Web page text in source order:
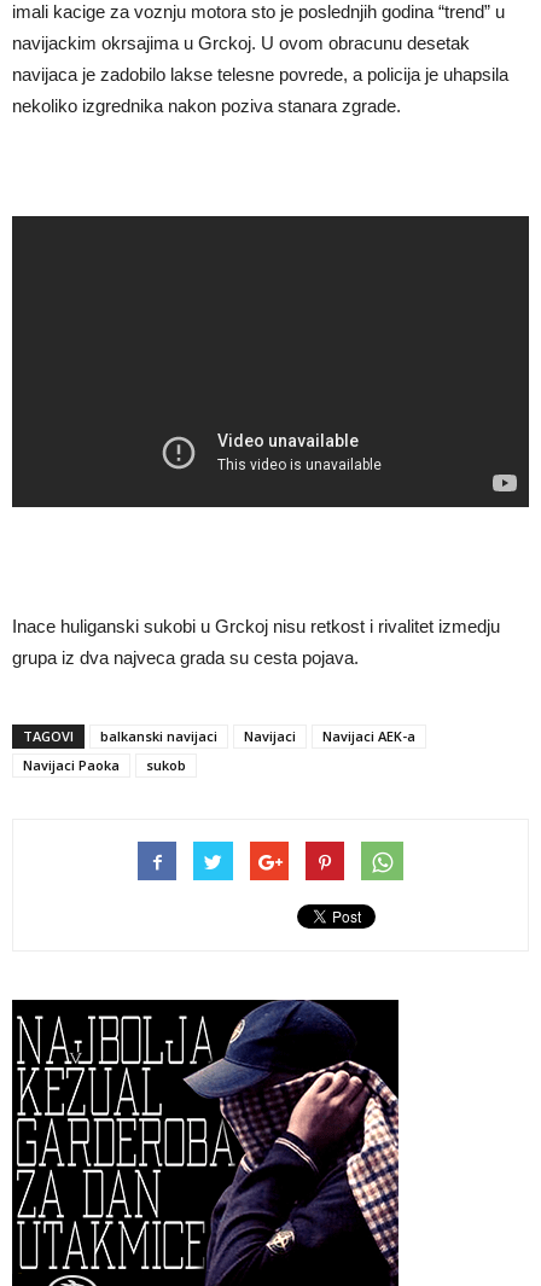
imali kacige za voznju motora sto je poslednjih godina “trend” u
navijackim okrsajima u Grckoj. U ovom obracunu desetak
navijaca je zadobilo lakse telesne povrede, a policija je uhapsila
nekoliko izgrednika nakon poziva stanara zgrade.
Inace huliganski sukobi u Grckoj nisu retkost i rivalitet izmedju
grupa iz dva najveca grada su cesta pojava.
TAGOVI balkanski navijaci Navijaci
Navijaci AEK-a
Navijaci Paoka
sukob